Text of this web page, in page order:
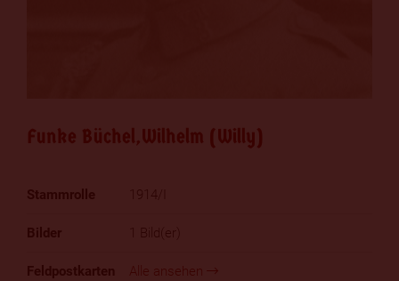
Funke Büchel,Wilhelm (Willy)
1914/I
1 Bild(er)
Alle ansehen